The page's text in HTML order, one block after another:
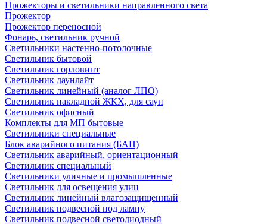
Прожекторы и светильники направленного света
Прожектор
Прожектор переносной
Фонарь, светильник ручной
Светильники настенно-потолочные
Светильник бытовой
Светильник горловинт
Светильник даунлайт
Светильник линейный (аналог ЛПО)
Светильник накладной ЖКХ, для саун
Светильник офисный
Комплекты для МП бытовые
Светильники специальные
Блок аварийного питания (БАП)
Светильник аварийный, ориентационный
Светильник специальный
Светильники уличные и промышленные
Светильник для освещения улиц
Светильник линейный влагозащищенный
Светильник подвесной под лампу
Светильник подвесной светодиодный